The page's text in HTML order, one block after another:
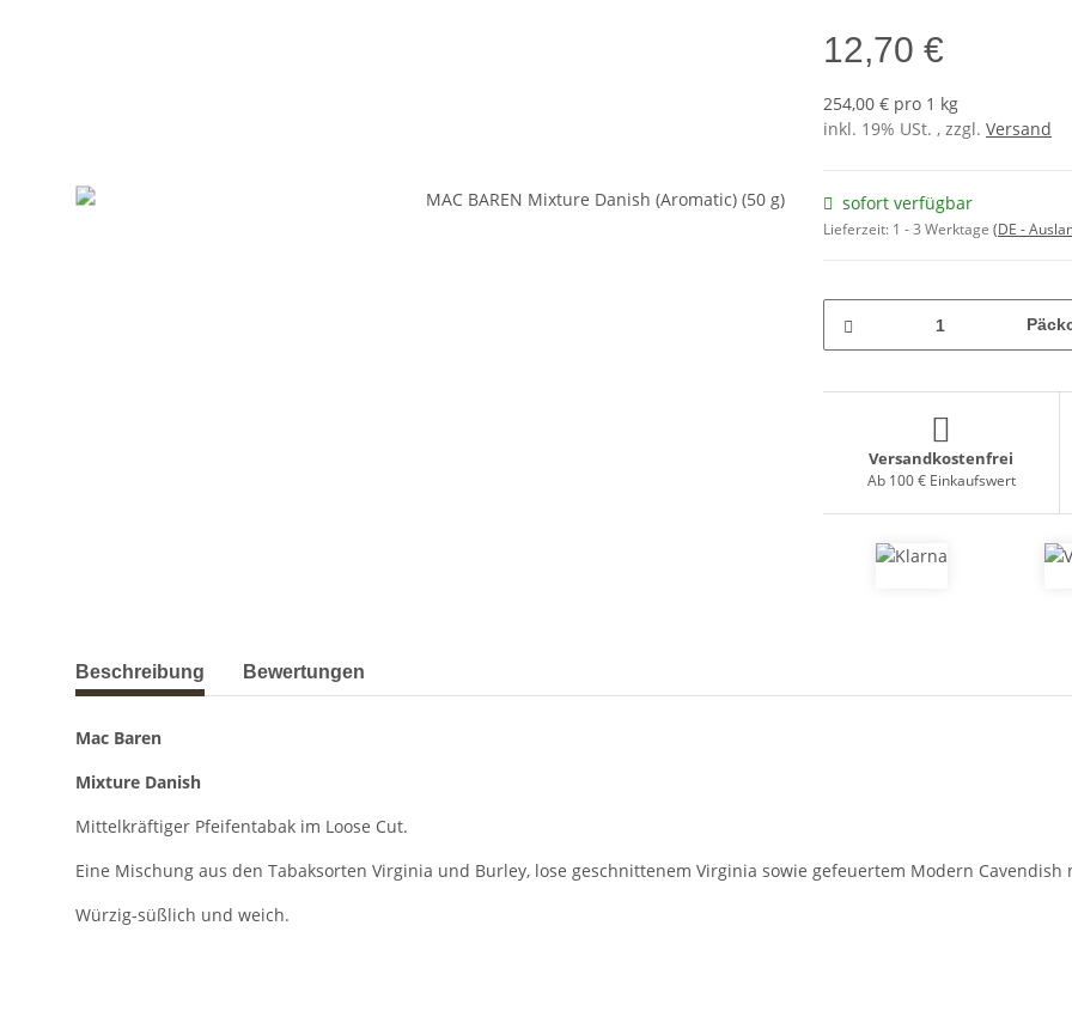
12,70 €
254,00 € pro 1 kg
inkl. 19% USt. , zzgl. Versand
sofort verfügbar
Lieferzeit: 1 - 3 Werktage (DE -
Versandkostenfrei
Ab 100 € Einkaufswert
weitere Registerkarten anzeigen
Beschreibung Bewertungen
Mac Baren
Mixture Danish
Mittelkräftiger Pfeifentabak im Loose Cut.
Eine Mischung aus den Tabaksorten Virginia und Burley, lose geschnittenem Virginia sowie gefeuertem Modern Cavendish
Würzig-süßlich und weich.